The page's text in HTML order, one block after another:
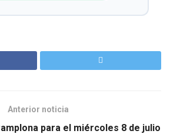
Anterior noticia
para el miércoles 8 de julio